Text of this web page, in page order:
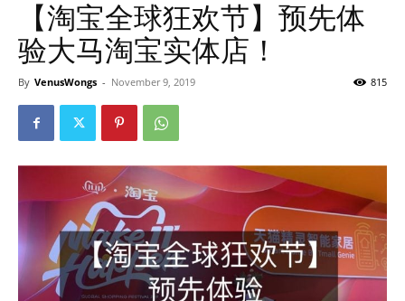
【淘宝全球狂欢节】预先体
验大马淘宝实体店！
By VenusWongs - November 9, 2019 815